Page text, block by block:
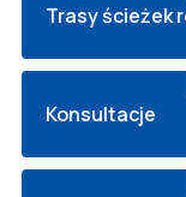
Trasy ścieżek
Konsultacje